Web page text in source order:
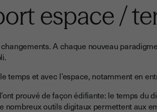
espace /
A chaque nouveau
temps et avec l’espace, notamment en
prouvé de façon édifiante: le temps du
nombreux outils digitaux permettent aux